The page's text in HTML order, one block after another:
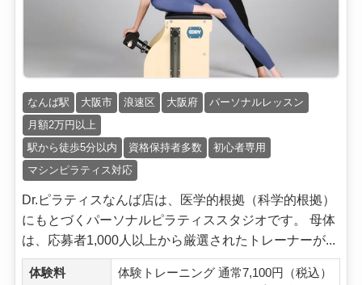
なんば駅 大阪市 浪速区 大阪府
パーソナルレッスン
月額2万円以上
駅から徒歩5分以内
資格保持者多数
初心者専用
マシンピラティス対応
Dr.ピラティスなんば店は、医学的根拠（科学的根拠）
にもとづくパーソナルピラティススタジオです。 母体
は、応募者1,000人以上から厳選されたトレーナーが...
体験料
体験トレーニング 通常7,100円（税込）